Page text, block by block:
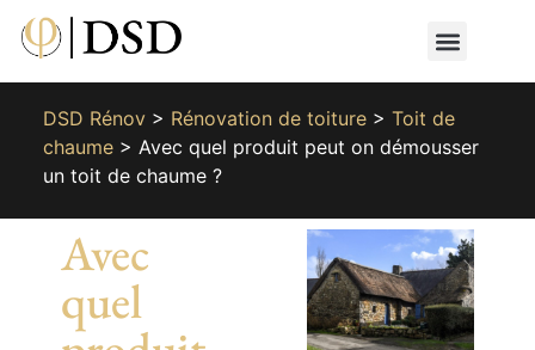
DSD Rénov> Rénovation de toiture> Toit de
chaume> Avec quel produit peut on démousser
un toit de chaume ?
Avec
quel